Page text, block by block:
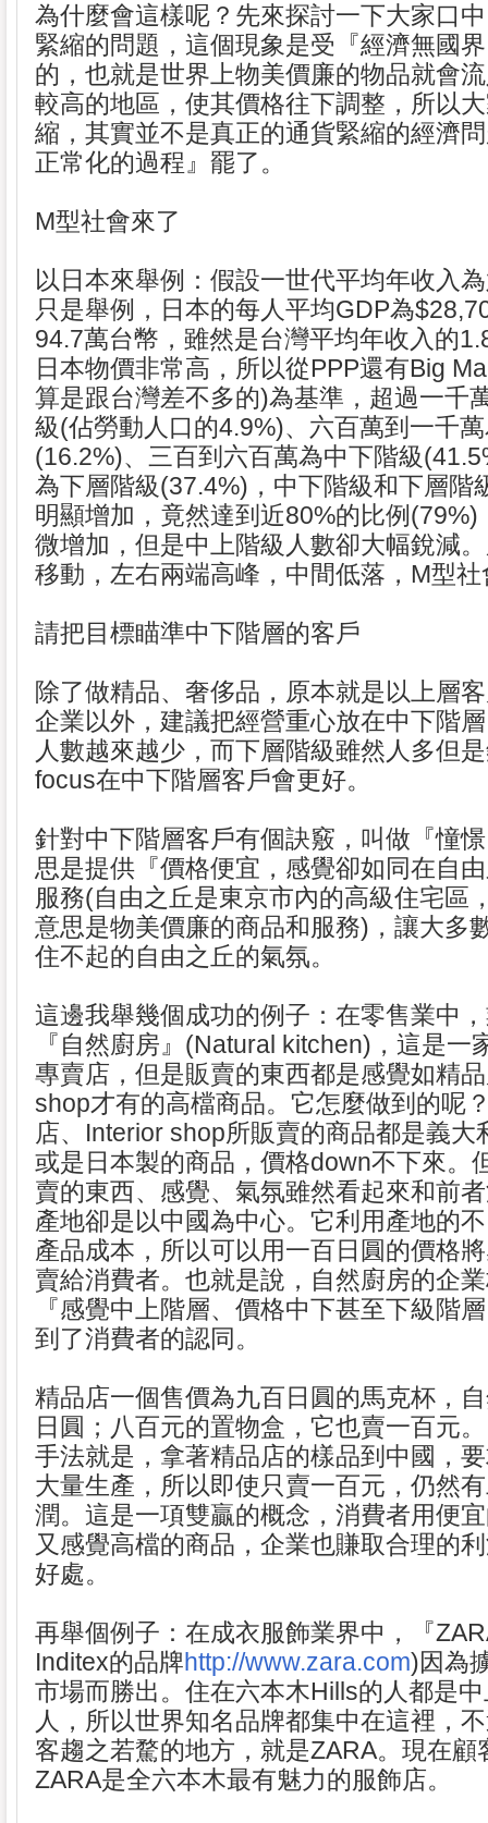
為什麼會這樣呢？先來探討一下大家口
緊縮的問題，這個現象是受『經濟無國
的，也就是世界上物美價廉的物品就會
較高的地區，使其價格往下調整，所以
縮，其實並不是真正的通貨緊縮的經濟
正常化的過程』罷了。
M型社會來了
以日本來舉例：假設一世代平均年收入
只是舉例，日本的每人平均GDP為
94.7萬台幣，雖然是台灣平均年收入的
日本物價非常高，所以從PPP還有Big
算是跟台灣差不多的)為基準，超過一千
級(佔勞動人口的4.9%)、六百萬到一千
(16.2%)、三百到六百萬為中下階級
為下層階級(37.4%)，中下階級和下層階
明顯增加，竟然達到近80%的比例(79%)
微增加，但是中上階級人數卻大幅銳減
移動，左右兩端高峰，中間低落，M型
請把目標瞄準中下階層的客戶
除了做精品、奢侈品，原本就是以上層
企業以外，建議把經營重心放在中下階
人數越來越少，而下層階級雖然人多但
focus在中下階層客戶會更好。
針對中下階層客戶有個訣竅，叫做『憧
思是提供『價格便宜，感覺卻如同在自
服務(自由之丘是東京市內的高級住宅區
意思是物美價廉的商品和服務)，讓大多
住不起的自由之丘的氣氛。
這邊我舉幾個成功的例子：在零售業中
『自然廚房』(Natural kitchen)，這是一
專賣店，但是販賣的東西都是感覺如精
shop才有的高檔商品。它怎麼做到的呢
店、Interior shop所販賣的商品都是義大
或是日本製的商品，價格down不下來。
賣的東西、感覺、氣氛雖然看起來和前
產地卻是以中國為中心。它利用產地的
產品成本，所以可以用一百日圓的價格
賣給消費者。也就是說，自然廚房的企
『感覺中上階層、價格中下甚至下級階
到了消費者的認同。
精品店一個售價為九百日圓的馬克杯，
日圓；八百元的置物盒，它也賣一百元
手法就是，拿著精品店的樣品到中國，
大量生產，所以即使只賣一百元，仍然
潤。這是一項雙贏的概念，消費者用便
又感覺高檔的商品，企業也賺取合理的
好處。
再舉個例子：在成衣服飾業界中，『
Inditex的品牌http://www.zara.com)因為
市場而勝出。住在六本木Hills的人都是
人，所以世界知名品牌都集中在這裡，
客趨之若騖的地方，就是ZARA。現在顧
ZARA是全六本木最有魅力的服飾店。